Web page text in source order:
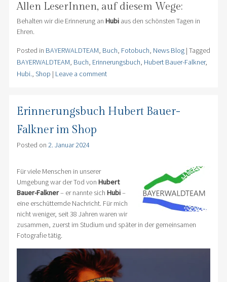
Allen LeserInnen, auf diesem Wege:
Behalten wir die Erinnerung an Hubiaus den schönsten Tagen in
Ehren.
Posted in BAYERWALDTEAM, Buch, Fotobuch, News Blog | Tagged
BAYERWALDTEAM, Buch, Erinnerungsbuch, Hubert Bauer-Falkner,
Hubi., Shop | Leave a comment
Erinnerungsbuch Hubert Bauer-
Falkner im Shop
Posted on 2. Januar 2024
Für viele Menschen in unserer
Umgebung war der Tod von Hubert
Bauer-Falkner– er nannte sich Hubi–
eine erschütternde Nachricht. Für mich
nicht weniger, seit 38 Jahren waren wir
zusammen, zuerst im Studium und später in der gemeinsamen
Fotografie tätig.